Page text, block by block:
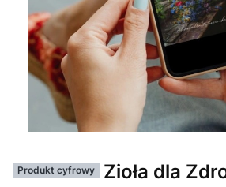
Produkt cyfrowy Zioła dla